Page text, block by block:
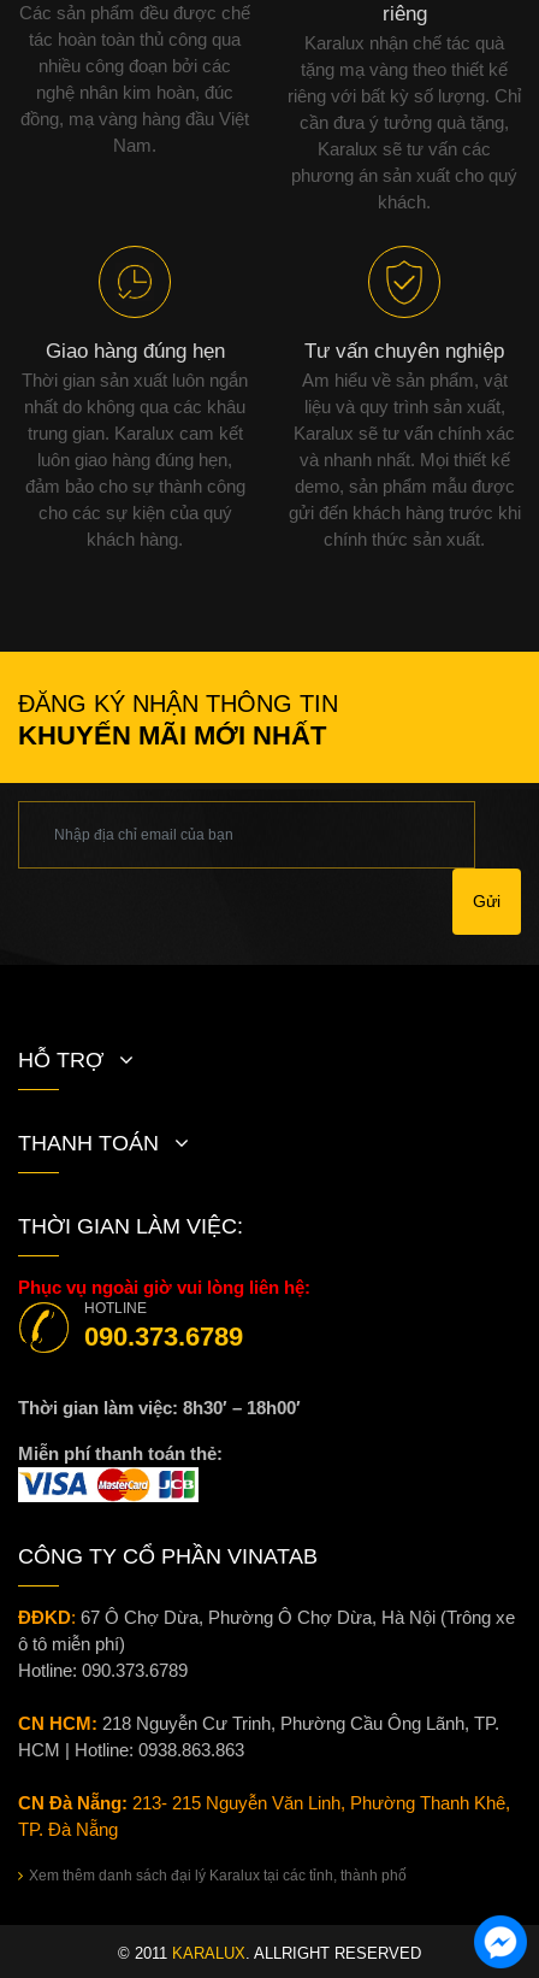
Các sản phẩm đều được chế
tác hoàn toàn thủ công qua
nhiều công đoạn bởi các
nghệ nhân kim hoàn, đúc
đồng, mạ vàng hàng đầu Việt
Nam.
riêng
Karalux nhận chế tác quà
tặng mạ vàng theo thiết kế
riêng với bất kỳ số lượng. Chỉ
cần đưa ý tưởng quà tặng,
Karalux sẽ tư vấn các
phương án sản xuất cho quý
khách.
Giao hàng đúng hẹn
Thời gian sản xuất luôn ngắn
nhất do không qua các khâu
trung gian. Karalux cam kết
luôn giao hàng đúng hẹn,
đảm bảo cho sự thành công
cho các sự kiện của quý
khách hàng.
Tư vấn chuyên nghiệp
Am hiểu về sản phẩm, vật
liệu và quy trình sản xuất,
Karalux sẽ tư vấn chính xác
và nhanh nhất. Mọi thiết kế
demo, sản phẩm mẫu được
gửi đến khách hàng trước khi
chính thức sản xuất.
ĐĂNG KÝ NHẬN THÔNG TIN
KHUYẾN MÃI MỚI NHẤT
Gửi
HỖ TRỢ
THANH TOÁN
THỜI GIAN LÀM VIỆC:
Phục vụ ngoài giờ vui lòng liên hệ:
HOTLINE
090.373.6789
Thời gian làm việc: 8h30′ – 18h00′
Miễn phí thanh toán thẻ:
CÔNG TY CỔ PHẦN VINATAB
ĐĐKD: 67 Ô Chợ Dừa, Phường Ô Chợ Dừa, Hà Nội (Trông xe
ô tô miễn phí)
Hotline: 090.373.6789
CN HCM: 218 Nguyễn Cư Trinh, Phường Cầu Ông Lãnh, TP.
HCM | Hotline: 0938.863.863
CN Đà Nẵng: 213- 215 Nguyễn Văn Linh, Phường Thanh Khê,
TP. Đà Nẵng
Xem thêm danh sách đại lý Karalux tại các tỉnh, thành phố
© 2011 KARALUX . ALLRIGHT RESERVED